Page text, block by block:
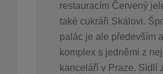
restauracím Červený
také cukráři Skálovi.
palác je ale především
komplex s jedněmi z
kanceláří v Praze. Sídlí